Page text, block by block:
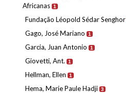
Africanas 1
Fundação Léopold Sédar Senghor
Gago, José Mariano 1
Garcia, Juan Antonio 1
Giovetti, Ant. 1
Hellman, Ellen 1
Hema, Marie Paule Hadji 3